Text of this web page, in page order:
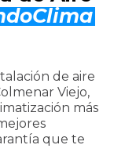
de aire
Viejo,
más
que te